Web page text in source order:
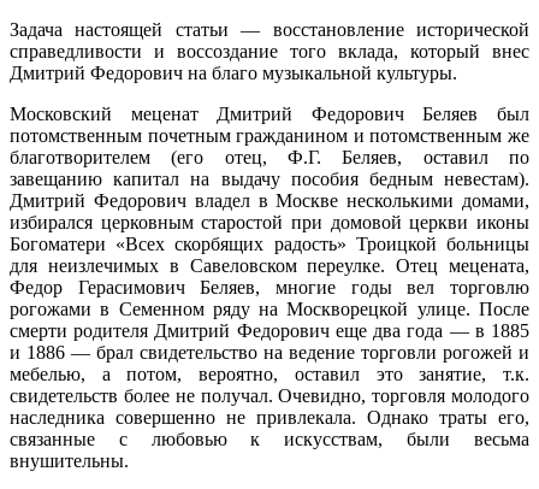
Задача настоящей статьи — восстановление исторической
справедливости и воссоздание того вклада, который внес
Дмитрий Федорович на благо музыкальной культуры.
Московский меценат
Дмитрий Федорович Беляев был
потомственным почетным гражданином и потомственным же
благотворителем (его отец, Ф.Г. Беляев, оставил по
завещанию капитал на выдачу пособия бедным невестам).
Дмитрий Федорович владел в Москве несколькими домами,
избирался церковным старостой при домовой церкви иконы
Богоматери «Всех скорбящих радость» Троицкой больницы
для неизлечимых в Савеловском переулке. Отец мецената,
Федор Герасимович Беляев, многие годы вел торговлю
рогожами в Семенном ряду на Москворецкой улице. После
смерти родителя Дмитрий Федорович еще два года — в 1885
и 1886 — брал свидетельство на ведение торговли рогожей и
мебелью, а потом, вероятно, оставил это занятие, т.к.
свидетельств более не получал. Очевидно, торговля молодого
наследника совершенно не привлекала. Однако траты его,
связанные с любовью к искусствам, были весьма
внушительны.